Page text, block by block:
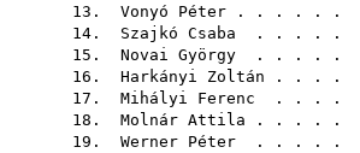
13. Vonyó Péter . . . . . .
14. Szajkó Csaba . . . . .
15. Novai György . . . . .
16. Harkányi Zoltán . . . .
17. Mihályi Ferenc . . . .
18. Molnár Attila . . . . .
19. Werner Péter . . . . .